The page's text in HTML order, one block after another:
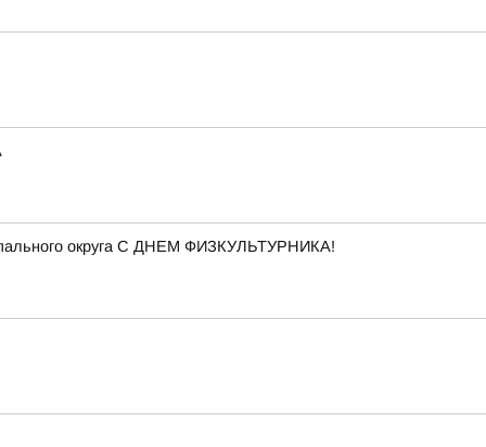
округа С ДНЕМ ФИЗКУЛЬТУРНИКА!